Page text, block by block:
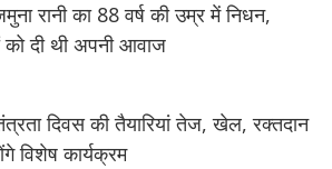
रानी का 88 वर्ष की उम्र में निधन,
दी थी अपनी आवाज
दिवस की तैयारियां तेज, खेल, रक्तदान
विशेष कार्यक्रम